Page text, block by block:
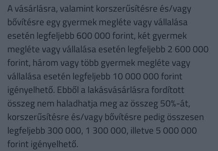
A vásárlásra, valamint korszerűsítésre és/vagy
bővítésre egy gyermek megléte vagy vállalása
esetén legfeljebb 600 000 forint, két gyermek
megléte vagy vállalása esetén legfeljebb 2 600 000
forint, három vagy több gyermek megléte vagy
vállalása esetén legfeljebb 10 000 000 forint
igényelhető. Ebből a lakásvásárlásra fordított
összeg nem haladhatja meg az összeg 50%-át,
korszerűsítésre és/vagy bővítésre pedig összesen
legfeljebb 300 000, 1 300 000, illetve 5 000 000
forint igényelhető.